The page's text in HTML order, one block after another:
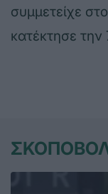
συμμετείχε
κατέκτησε την